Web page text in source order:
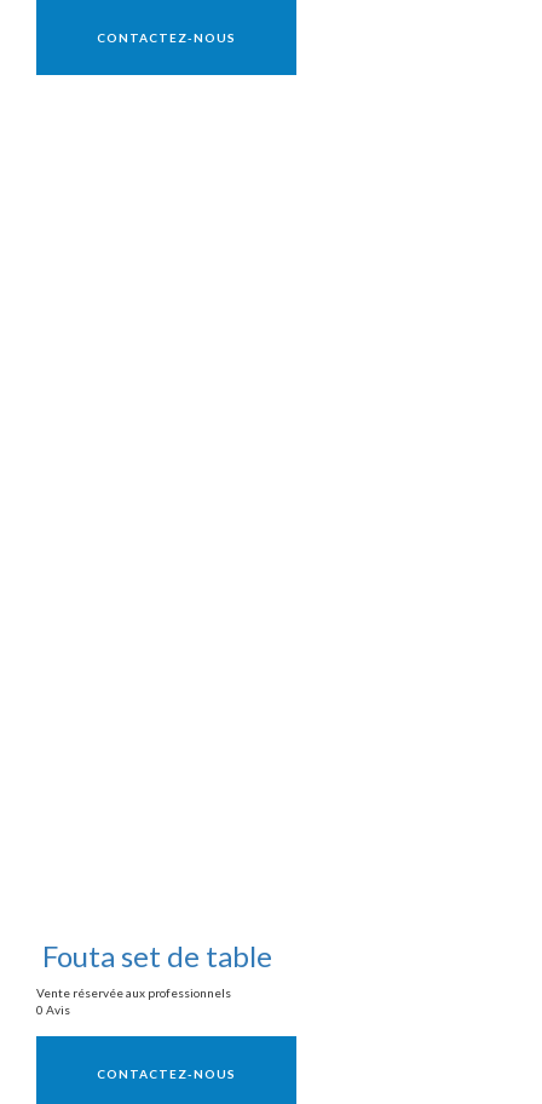
CONTACTEZ-NOUS
Fouta set de table
Vente réservée aux professionnels
0 Avis
CONTACTEZ-NOUS